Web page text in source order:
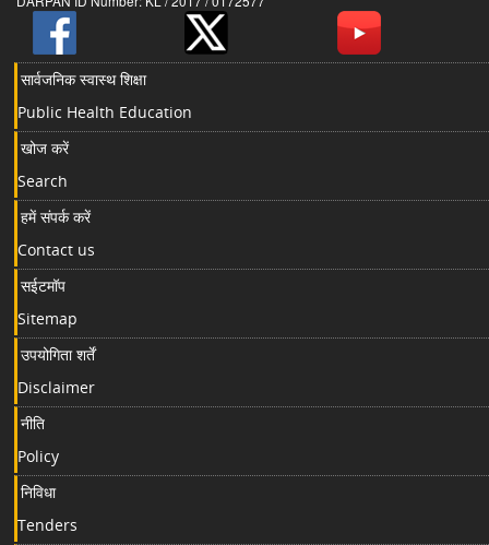
सार्वजनिक स्वास्थ शिक्षा
Public Health Education
खोज करें
Search
हमें संपर्क करें
Contact us
सईटमॉप
Sitemap
उपयोगिता शर्तें
Disclaimer
नीति
Policy
निविधा
Tenders